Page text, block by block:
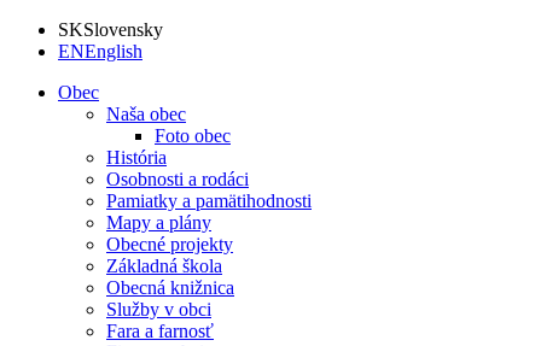
SKSlovensky
ENEnglish
Obec
Naša obec
Foto obec
História
Osobnosti a rodáci
Pamiatky a pamätihodnosti
Mapy a plány
Obecné projekty
Základná škola
Obecná knižnica
Služby v obci
Fara a farnosť